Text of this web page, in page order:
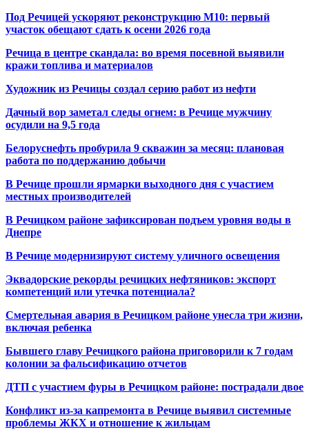
Под Речицей ускоряют реконструкцию М10: первый
участок обещают сдать к осени 2026 года
Речица в центре скандала: во время посевной выявили
кражи топлива и материалов
Художник из Речицы создал серию работ из нефти
Дачный вор заметал следы огнем: в Речице мужчину
осудили на 9,5 года
Белоруснефть пробурила 9 скважин за месяц: плановая
работа по поддержанию добычи
В Речице прошли ярмарки выходного дня с участием
местных производителей
В Речицком районе зафиксирован подъем уровня воды в
Днепре
В Речице модернизируют систему уличного освещения
Эквадорские рекорды речицких нефтяников: экспорт
компетенций или утечка потенциала?
Смертельная авария в Речицком районе унесла три жизни,
включая ребенка
Бывшего главу Речицкого района приговорили к 7 годам
колонии за фальсификацию отчетов
ДТП с участием фуры в Речицком районе: пострадали двое
Конфликт из-за капремонта в Речице выявил системные
проблемы ЖКХ и отношение к жильцам